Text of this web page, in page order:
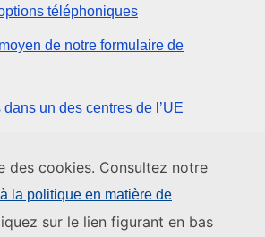
des cookies. Consultez notre
la politique en matière de
sur le lien figurant en bas
téléphoniques
de notre formulaire de
un des centres de l’UE